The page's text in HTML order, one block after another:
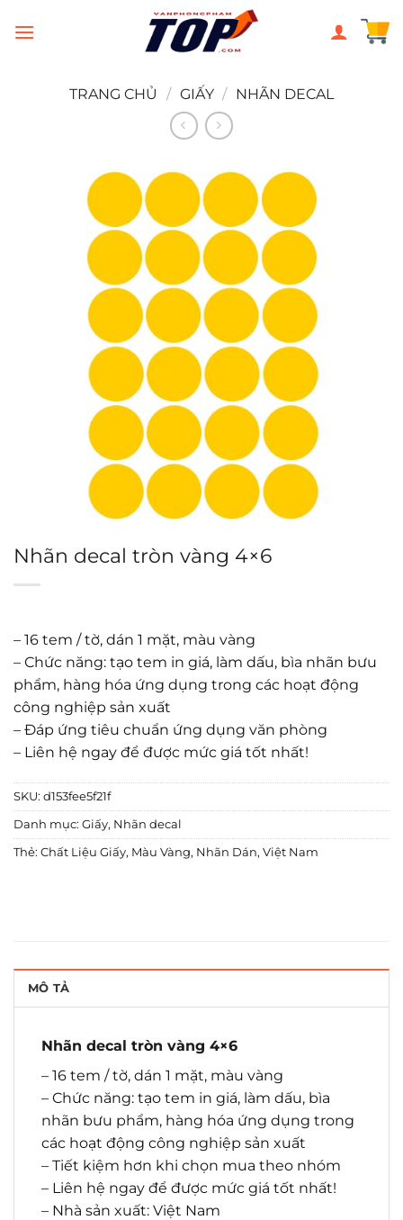
đến
TRANG CHỦ
/ GIẤY / NHÃN DECAL
Nhãn decal tròn vàng 4×6
– 16 tem / tờ, dán 1 mặt, màu vàng
– Chức năng: tạo tem in giá, làm dấu, bìa nhãn bưu
phẩm, hàng hóa ứng dụng trong các hoạt động
công nghiệp sản xuất
– Đáp ứng tiêu chuẩn ứng dụng văn phòng
– Liên hệ ngay để được mức giá tốt nhất!
SKU: d153fee5f21f
Danh mục: Giấy, Nhãn decal
Thẻ: Chất Liệu Giấy, Màu Vàng, Nhãn Dán, Việt Nam
MÔ TẢ
Nhãn decal tròn vàng 4×6
– 16 tem / tờ, dán 1 mặt, màu vàng
– Chức năng: tạo tem in giá, làm dấu, bìa
nhãn bưu phẩm, hàng hóa ứng dụng trong
các hoạt động công nghiệp sản xuất
– Tiết kiệm hơn khi chọn mua theo nhóm
– Liên hệ ngay để được mức giá tốt nhất!
– Nhà sản xuất: Việt Nam